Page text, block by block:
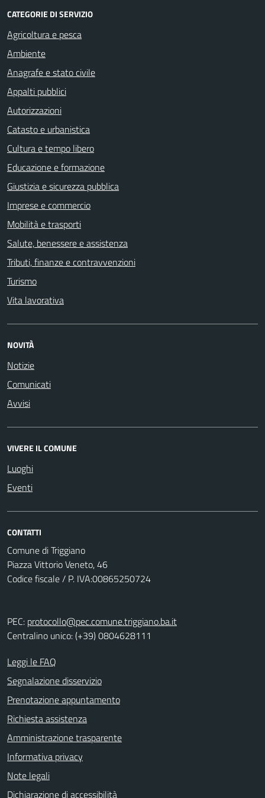
CATEGORIE DI SERVIZIO
Agricoltura e pesca
Ambiente
Anagrafe e stato civile
Appalti pubblici
Autorizzazioni
Catasto e urbanistica
Cultura e tempo libero
Educazione e formazione
Giustizia e sicurezza pubblica
Imprese e commercio
Mobilità e trasporti
Salute, benessere e assistenza
Tributi, finanze e contravvenzioni
Turismo
Vita lavorativa
NOVITÀ
Notizie
Comunicati
Avvisi
VIVERE IL COMUNE
Luoghi
Eventi
CONTATTI
Comune di Triggiano
Piazza Vittorio Veneto, 46
Codice fiscale / P. IVA:00865250724
PEC: protocollo@pec.comune.triggiano.ba.it
Centralino unico: (+39) 0804628111
Leggi le FAQ
Segnalazione disservizio
Prenotazione appuntamento
Richiesta assistenza
Amministrazione trasparente
Informativa privacy
Note legali
Dichiarazione di accessibilità